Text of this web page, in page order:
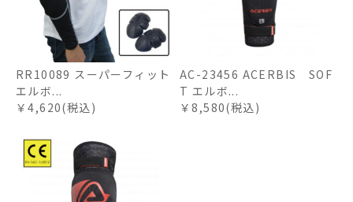
RR10089 スーパーフィット
エルボ...
￥4,620(税込)
AC-23456 ACERBIS SOF
T エルボ...
￥8,580(税込)